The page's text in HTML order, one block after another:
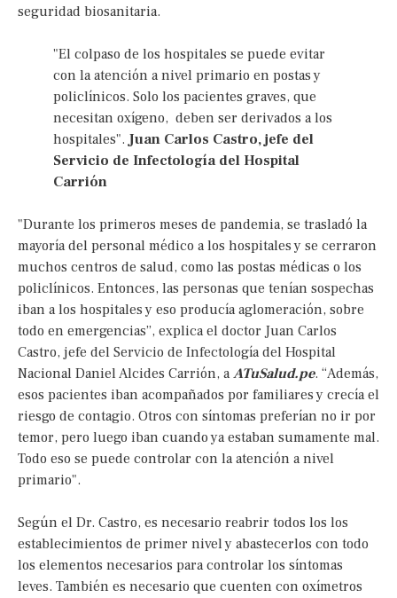
seguridad biosanitaria.
"El colpaso de los hospitales se puede evitar
con la atención a nivel primario en postas y
policlínicos. Solo los pacientes graves, que
necesitan oxígeno, deben ser derivados a los
hospitales".Juan Carlos Castro, jefe del
Servicio de Infectología del Hospital
Carrión
"Durante los primeros meses de pandemia, se trasladó la
mayoría del personal médico a los hospitales y se cerraron
muchos centros de salud, como las postas médicas o los
policlínicos. Entonces, las personas que tenían sospechas
iban a los hospitales y eso producía aglomeración, sobre
todo en emergencias”, explica el doctor Juan Carlos
Castro, jefe del Servicio de Infectología del Hospital
Nacional Daniel Alcides Carrión, a ATuSalud.pe. “Además,
esos pacientes iban acompañados por familiares y crecía el
riesgo de contagio. Otros con síntomas preferían no ir por
temor, pero luego iban cuando ya estaban sumamente mal.
Todo eso se puede controlar con la atención a nivel
primario".
Según el Dr. Castro, es necesario reabrir todos los los
establecimientos de primer nivel y abastecerlos con todo
los elementos necesarios para controlar los síntomas
leves. También es necesario que cuenten con oxímetros